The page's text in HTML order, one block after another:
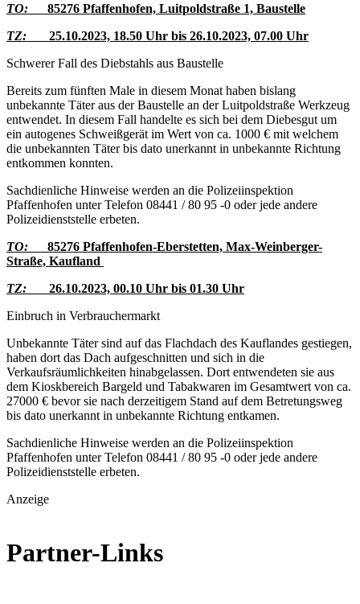
TO:
85276 Pfaffenhofen, Luitpoldstraße 1, Baustelle
TZ:
25.10.2023, 18.50 Uhr bis 26.10.2023, 07.00 Uhr
Schwerer Fall des Diebstahls aus Baustelle
Bereits zum fünften Male in diesem Monat haben bislang
unbekannte Täter aus der Baustelle an der Luitpoldstraße Werkzeug
entwendet. In diesem Fall handelte es sich bei dem Diebesgut um
ein autogenes Schweißgerät im Wert von ca. 1000 € mit welchem
die unbekannten Täter bis dato unerkannt in unbekannte Richtung
entkommen konnten.
Sachdienliche Hinweise werden an die Polizeiinspektion
Pfaffenhofen unter Telefon 08441 / 80 95 -0 oder jede andere
Polizeidienststelle erbeten.
TO:
85276 Pfaffenhofen-Eberstetten, Max-Weinberger-
Straße, Kaufland
TZ:
26.10.2023, 00.10 Uhr bis 01.30 Uhr
Einbruch in Verbrauchermarkt
Unbekannte Täter sind auf das Flachdach des Kauflandes gestiegen,
haben dort das Dach aufgeschnitten und sich in die
Verkaufsräumlichkeiten hinabgelassen. Dort entwendeten sie aus
dem Kioskbereich Bargeld und Tabakwaren im Gesamtwert von ca.
27000 € bevor sie nach derzeitigem Stand auf dem Betretungsweg
bis dato unerkannt in unbekannte Richtung entkamen.
Sachdienliche Hinweise werden an die Polizeiinspektion
Pfaffenhofen unter Telefon 08441 / 80 95 -0 oder jede andere
Polizeidienststelle erbeten.
Anzeige
Partner-Links